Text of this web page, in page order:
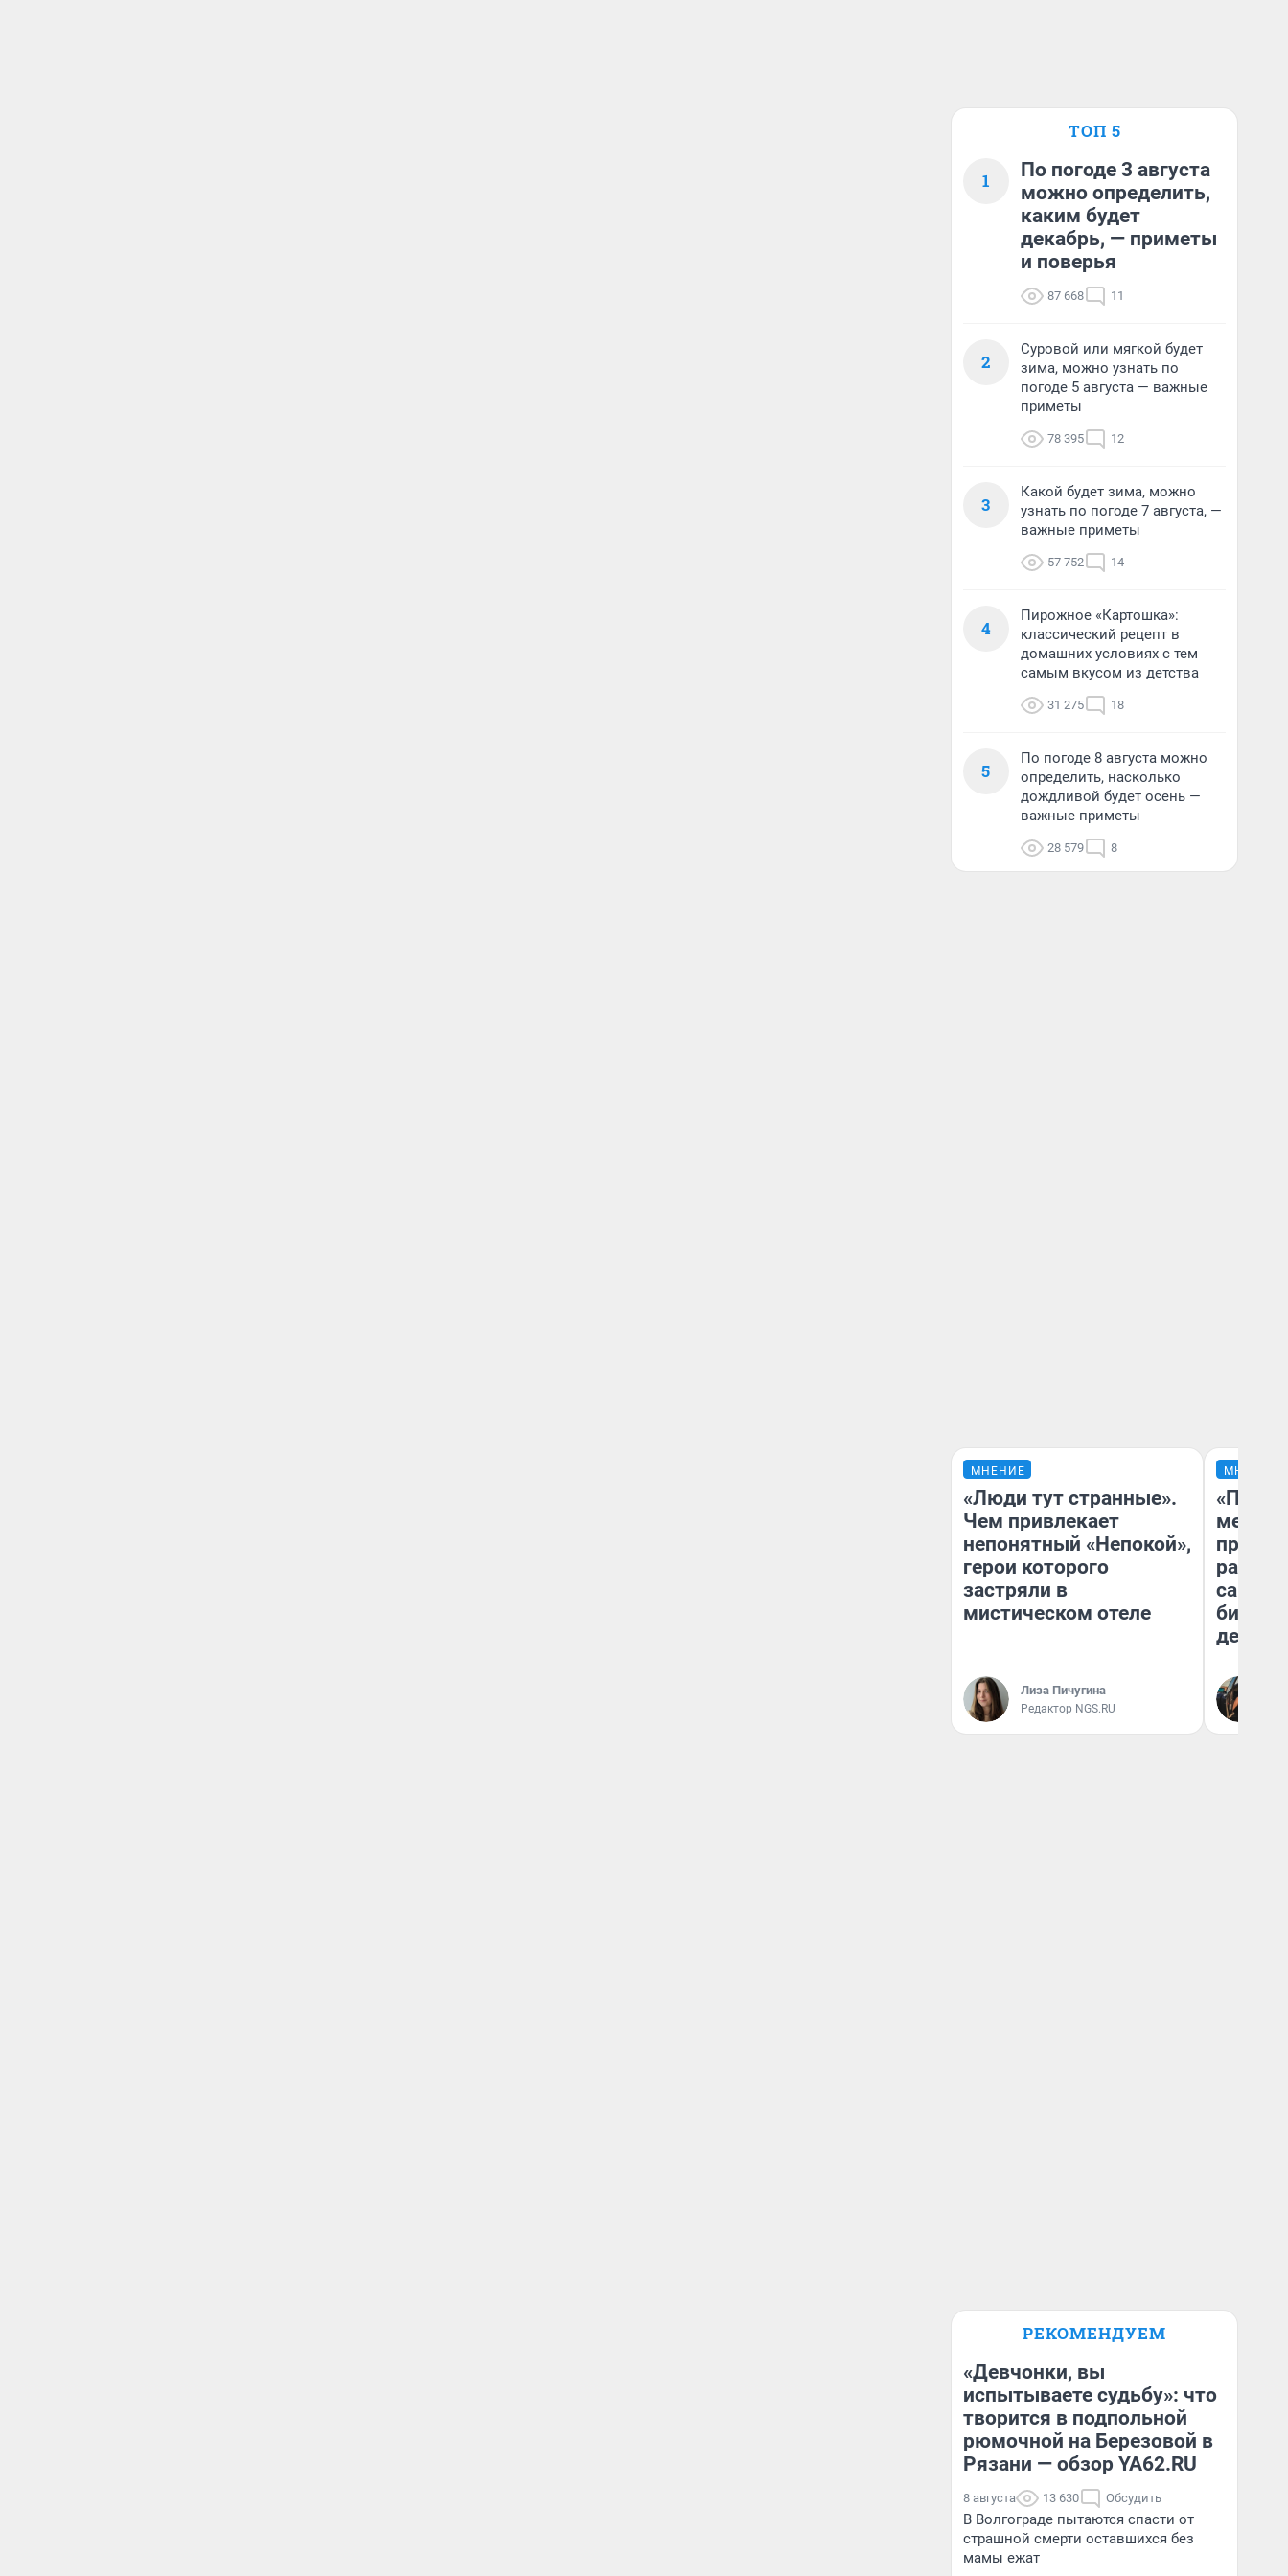
ТОП 5
1
По погоде 3 августа
можно определить,
каким будет
декабрь, — приметы
и поверья
87 668 11
2
Суровой или мягкой будет
зима, можно узнать по
погоде 5 августа — важные
приметы
78 395 12
3
Какой будет зима, можно
узнать по погоде 7 августа, —
важные приметы
57 752 14
4
Пирожное «Картошка»:
классический рецепт в
домашних условиях с тем
самым вкусом из детства
31 275 18
5
По погоде 8 августа можно
определить, насколько
дождливой будет осень —
важные приметы
28 579 8
МНЕНИЕ
«Люди тут странные».
Чем привлекает
непонятный «Непокой»,
герои которого
застряли в
мистическом отеле
Лиза Пичугина
Редактор NGS.RU
МНЕНИЕ
самом
РЕКОМЕНДУЕМ
«Девчонки, вы
испытываете судьбу»: что
творится в подпольной
рюмочной на Березовой в
Рязани — обзор YA62.RU
8 августа 13 630 Обсудить
В Волгограде пытаются спасти от
страшной смерти оставшихся без
мамы ежат